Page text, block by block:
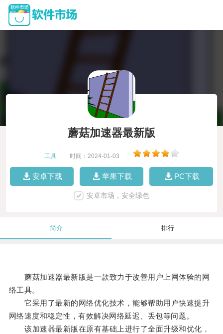
蘑菇加速器最新版
工具 时间：2024-01-03
安卓下载 苹果下载 PC下载
安卓市场，安全绿色
简介 排行
蘑菇加速器最新版是一款致力于改善用户上网体验的网
络工具。
它采用了最新的网络优化技术，能够帮助用户快速提升
网络速度和稳定性，有效解决网络延迟、丢包等问题。
该加速器最新版在原有基础上进行了全面升级和优化，